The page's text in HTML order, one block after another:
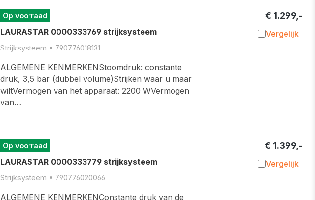
Op voorraad
LAURASTAR 0000333769 strijksysteem
Strijksysteem • 790776018131
ALGEMENE KENMERKENStoomdruk: constante
druk, 3,5 bar (dubbel volume)Strijken waar u maar
wiltVermogen van het apparaat: 2200 WVermogen
van…
€ 1.299,-
Vergelijk
Op voorraad
LAURASTAR 0000333779 strijksysteem
Strijksysteem • 790776020066
ALGEMENE KENMERKENConstante druk van de
€ 1.399,-
Vergelijk